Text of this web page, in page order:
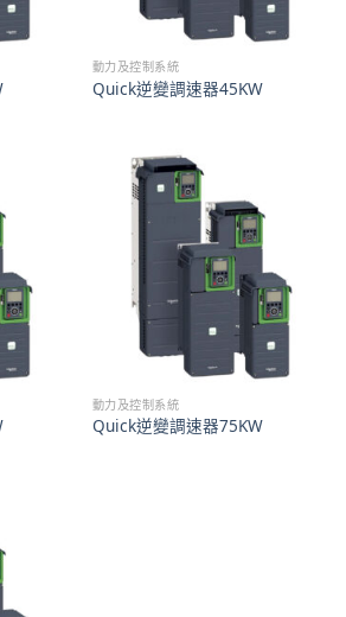
動力及控制系統
Quick逆變調速器45KW
動力及控制系統
Quick逆變調速器75KW